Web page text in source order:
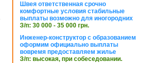
Швея ответственная срочно
комфортные условия стабильные
выплаты возможно для иногородних
З/п: 30 000 - 35 000 грн.
Инженер-конструктор с образованием
оформим официально выплаты
вовремя предоставляем жилье
З/п: высокая, при собеседовании.